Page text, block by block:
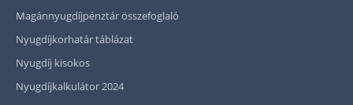
Magánnyugdíjpénztár összefoglaló
Nyugdíjkorhatár táblázat
Nyugdíj kisokos
Nyugdíjkalkulátor 2024